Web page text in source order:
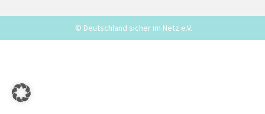
© Deutschland sicher im Netz e.V.